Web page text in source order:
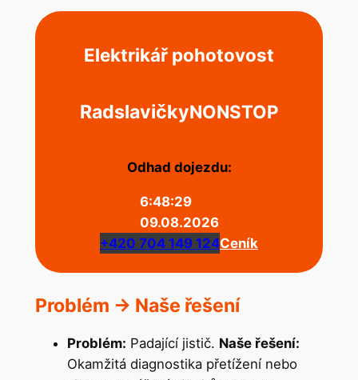
Elektrikář pohotovost
RadslavičkyNONSTOP
Odhad dojezdu:
6:48:29
09.08.2026
+420 704 149 124Ceník
Problém -> Naše řešení
Problém: Padající jistič. Naše řešení:
Okamžitá diagnostika přetížení nebo